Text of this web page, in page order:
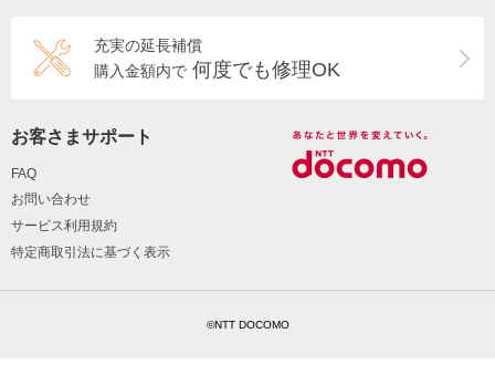
充実の延長補償
購入金額内で 何度でも修理OK
お客さまサポート
FAQ
お問い合わせ
サービス利用規約
特定商取引法に基づく表示
©NTT DOCOMO